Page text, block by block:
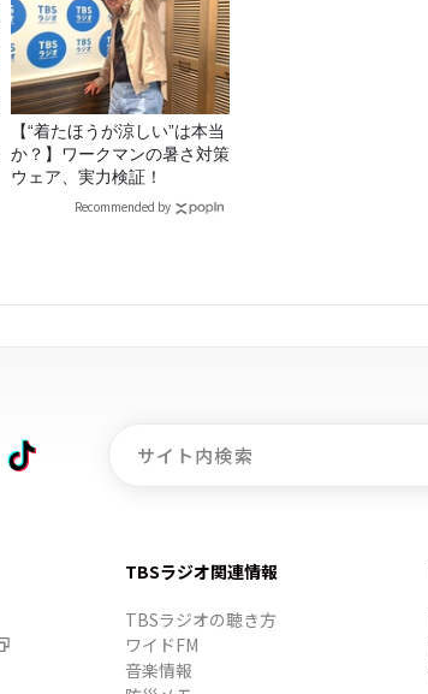
【“着たほうが涼しい”は本当
か？】ワークマンの暑さ対策
ウェア、実力検証！
Recommended by
TBSラジオ関連情報
TBSラジオの聴き方
ワイドFM
音楽情報